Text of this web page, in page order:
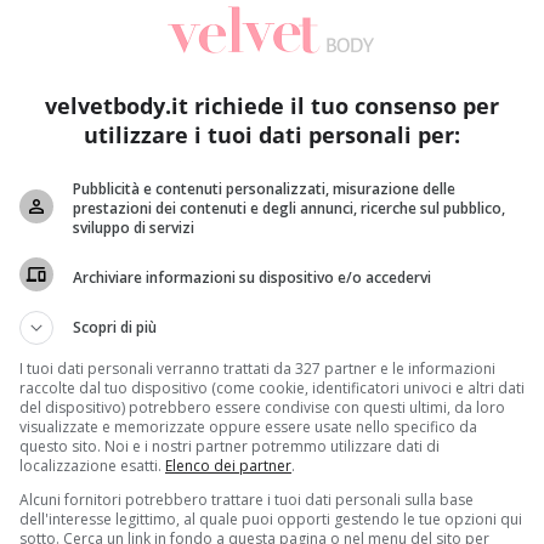
mette fine alla vicenda Schwazer: la squalifica che le è
questa data la pattinatrice olimpica potrà ricominciare
e per la campionessa la strada verso la perfetta
per affrontare al meglio la seconda parte della
anni fa. Senza le esperienze degli ultimi anni non sarei qui
Sto pensando di proporre programmi nuovi. Vorrei mettere a
creatività”, ha dichiarato in un’intervista rilasciata a
e psicologica
velvetbody.it richiede il tuo consenso per
utilizzare i tuoi dati personali per:
Pubblicità e contenuti personalizzati, misurazione delle
prestazioni dei contenuti e degli annunci, ricerche sul pubblico,
sviluppo di servizi
Archiviare informazioni su dispositivo e/o accedervi
Scopri di più
I tuoi dati personali verranno trattati da 327 partner e le informazioni
raccolte dal tuo dispositivo (come cookie, identificatori univoci e altri dati
del dispositivo) potrebbero essere condivise con questi ultimi, da loro
visualizzate e memorizzate oppure essere usate nello specifico da
questo sito. Noi e i nostri partner potremmo utilizzare dati di
localizzazione esatti. Elenco dei partner.
Alcuni fornitori potrebbero trattare i tuoi dati personali sulla base
dell'interesse legittimo, al quale puoi opporti gestendo le tue opzioni qui
sotto. Cerca un link in fondo a questa pagina o nel menu del sito per